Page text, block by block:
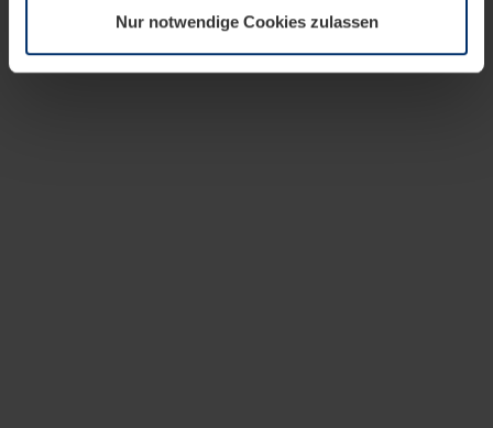
Datenschutzerklärungunserer Website ändern oder
widerrufen.
Nur notwendige Cookies zulassen